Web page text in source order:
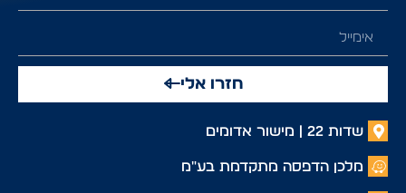
חזרו אלי
שדות 22 | מישור אדומים
מלכן הדפסה מתקדמת בע"מ